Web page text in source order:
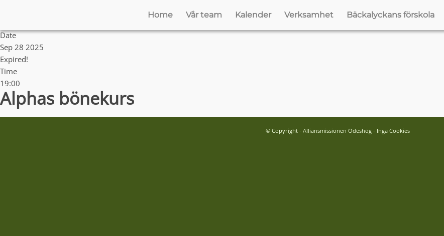
Home Vår team Kalender Verksamhet Bäckalyckans förskola
Date
Sep 28 2025
Expired!
Time
19:00
Alphas bönekurs
© Copyright - Alliansmissionen Ödeshög - Inga Cookies